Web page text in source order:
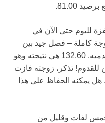
81.00.
لليوم حتى الآن في
كاملة – فصل جيد بين
الحيل، شكل رائع واصطدم على قدميه. 132.60 هي نتيجته وهو
للقدوم! تذكر، زوجته فازت
يمكنه الحفاظ على هذا
خمس لفات وقليل من